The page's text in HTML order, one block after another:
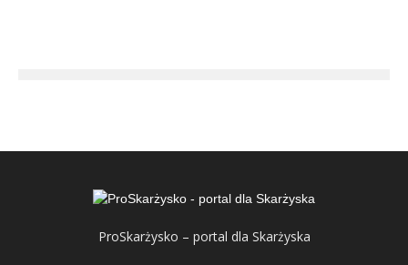
ProSkarżysko – portal dla Skarżyska